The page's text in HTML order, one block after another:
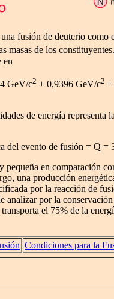
fusión de deuterio como
masas de los
en
GeV/c2 + 0,9396 GeV/c2
de energía representa
del evento de fusión = Q =
en comparación
una producción
por la reacción de
analizar por la
el 75% de la
Condiciones para la